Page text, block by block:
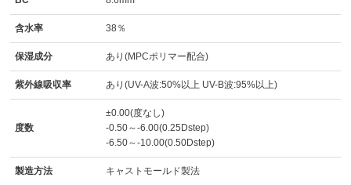
含水率 38％
保湿成分 あり(MPCポリマー配合)
紫外線吸収率 あり(UV-A波:50%以上 UV-B波:95%以上)
度数
±0.00(度なし)
-0.50～-6.00(0.25Dstep)
-6.50～-10.00(0.50Dstep)
製造方法 キャストモールド製法